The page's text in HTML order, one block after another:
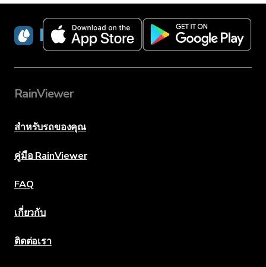
RainViewer
RainViewer
สำหรับรถของคุณ
คู่มือ RainViewer
FAQ
เกี่ยวกับ
ติดต่อเรา